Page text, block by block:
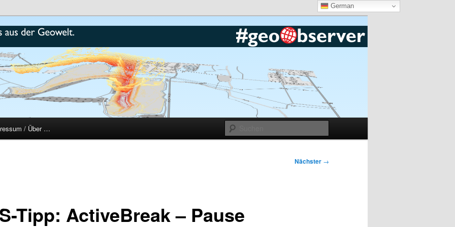
/ Über …
Nächster →
Tipp: ActiveBreak – Pause
German